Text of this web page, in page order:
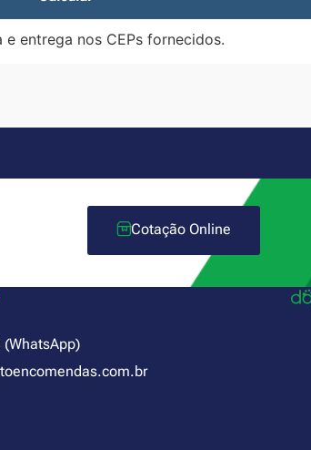
entrega nos CEPs fornecidos.
Cotação Online